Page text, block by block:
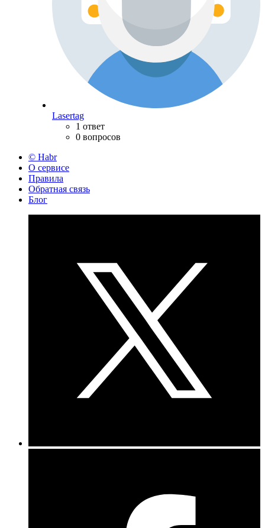
Lasertag
1 ответ
0 вопросов
© Habr
О сервисе
Правила
Обратная связь
Блог